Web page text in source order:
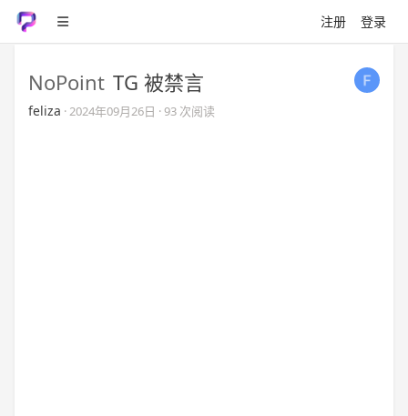
注册 登录
NoPoint TG 被禁言
feliza ·2024年09月26日 · 93 次阅读